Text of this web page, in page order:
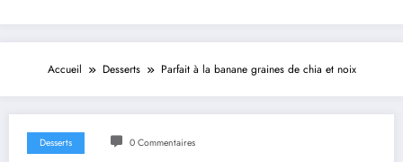
Accueil Desserts Parfait à la banane graines de chia et noix
Desserts 0 Commentaires